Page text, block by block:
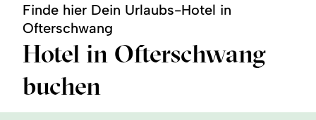
Finde hier Dein Urlaubs-Hotel in
Ofterschwang
Hotel in Ofterschwang
buchen